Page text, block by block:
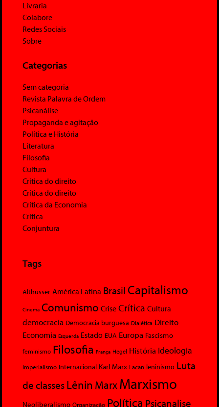
Livraria
Colabore
Redes Sociais
Sobre
Categorias
Sem categoria
Revista Palavra de Ordem
Psicanálise
Propaganda e agitação
Política e História
Literatura
Filosofia
Cultura
Crítica do direito
Crítica do direito
Crítica da Economia
Crítica
Conjuntura
Tags
Althusser América Latina Brasil Capitalismo
Cinema Comunismo Crise Crítica Cultura
democracia Democracia burguesa Dialética Direito
Economia Esquerda Estado EUA Europa Fascismo
feminismo Filosofia França Hegel História Ideologia
Imperialismo Internacional Karl Marx Lacan leninismo Luta
de classesLênin MarxMarxismo
Neoliberalismo Organização Política Psicanalise